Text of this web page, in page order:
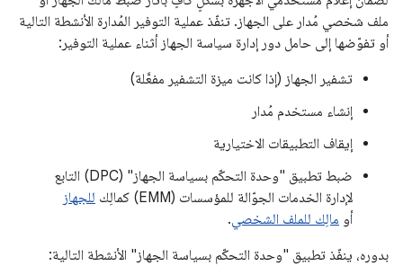
ملف شخصي مُدار على الجهاز. تنفّذ عملية التوفير المُدارة الأنشطة التالية
أو تفوّضها إلى حامل دور إدارة سياسة الجهاز أثناء عملية التوفير:
تشفير الجهاز (إذا كانت ميزة التشفير مفعَّلة)
إنشاء مستخدم مُدار
إيقاف التطبيقات الاختيارية
ضبط تطبيق "وحدة التحكّم بسياسة الجهاز" (DPC) التابع
لإدارة الخدمات الجوّالة للمؤسسات (EMM) كمالِك
للجهاز
أو مالِك للملف الشخصي.
بدوره، ينفّذ تطبيق "وحدة التحكّم بسياسة الجهاز" الأنشطة التالية: